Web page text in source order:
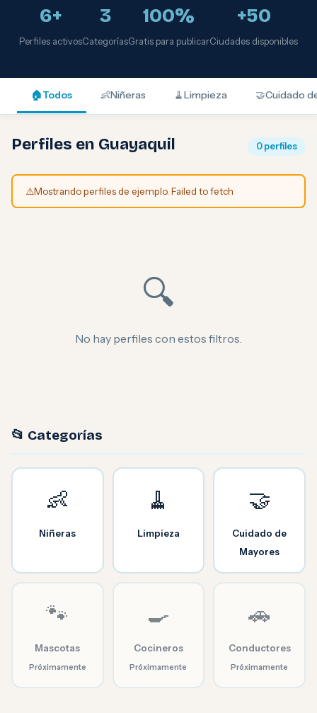
6+
Perfiles activos
3
Categorías
100%
Gratis para publicar
+50
Ciudades disponibles
🏠Todos 👶Niñeras 🧹Limpieza 🤝Cuidado
Perfiles en Guayaquil 0 perfiles
⚠️Mostrando perfiles de ejemplo. Failed to fetch
🔍
No hay perfiles con estos filtros.
📂 Categorías
👶
Niñeras
🧹
Limpieza
🤝
Cuidado de
Mayores
🐾
Mascotas
Próximamente
🍳
Cocineros
Próximamente
🚗
Conductores
Próximamente